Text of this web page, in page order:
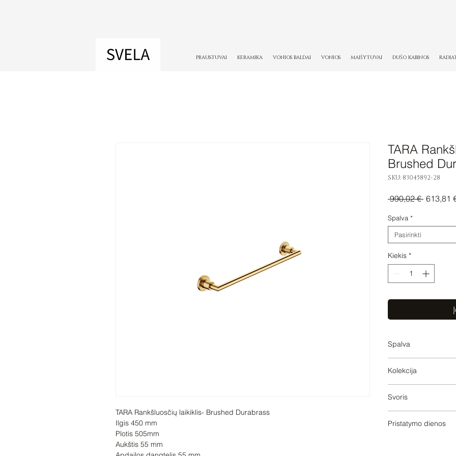
PRAUSTUVAI KERAMIKA VONIOS BALDAI VONIOS MAIŠYTUVAI DUŠO KABINOS
TARA Rankšluosčių laikiklis- Brushed Durabrass
Ilgis 450 mm
Plotis 505mm
Aukštis 55 mm
TARA
Brushed
SKU: 83045892-28
990,02 € Įprastinė
613,81
Spalva *
Pasirinkti
Kiekis *
Spalva
Kolekcija
Svoris
Pristatymo dienos